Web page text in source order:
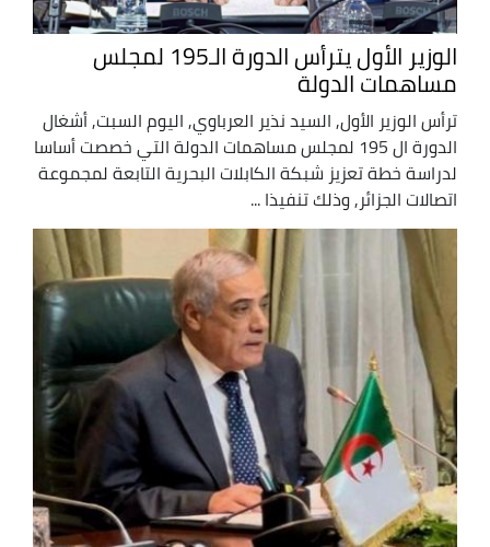
الوزير الأول يترأس الدورة الـ195 لمجلس
مساهمات الدولة
ترأس الوزير الأول, السيد نذير العرباوي, اليوم السبت, أشغال
الدورة ال 195 لمجلس مساهمات الدولة التي خصصت أساسا
لدراسة خطة تعزيز شبكة الكابلات البحرية التابعة لمجموعة
اتصالات الجزائر, وذلك تنفيذا ...